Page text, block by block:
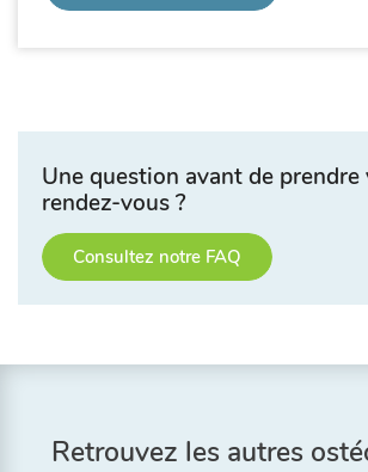
Une question avant de prendre
rendez-vous ?
Consultez notre FAQ
Retrouvez les autres